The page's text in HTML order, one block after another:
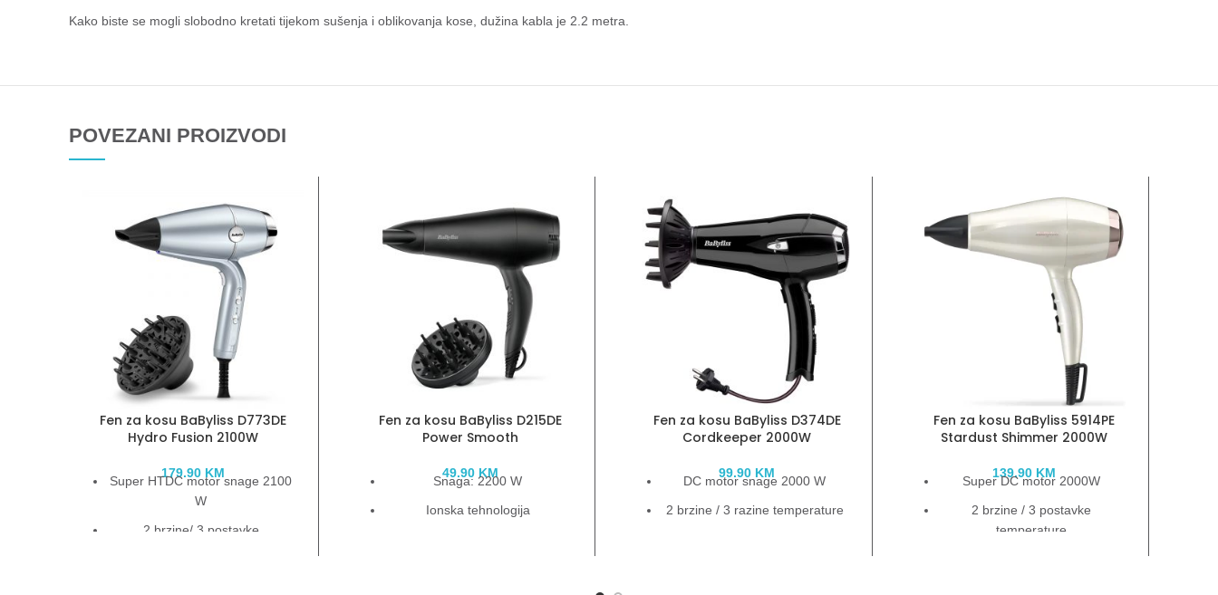
Kako biste se mogli slobodno kretati tijekom sušenja i oblikovanja kose, dužina kabla je 2.2 metra.
POVEZANI PROIZVODI
Fen za kosu BaByliss D773DE
Hydro Fusion 2100W
179.90 KM
Super HTDC motor snage 2100
W
2 brzine/ 3 postavke
Fen za kosu BaByliss D215DE
Power Smooth
49.90 KM
Snaga: 2200 W
Ionska tehnologija
Fen za kosu BaByliss D374DE
Cordkeeper 2000W
99.90 KM
DC motor snage 2000 W
2 brzine / 3 razine temperature
Fen za kosu BaByliss 5914PE
Stardust Shimmer 2000W
139.90 KM
Super DC motor 2000W
2 brzine / 3 postavke
temperature